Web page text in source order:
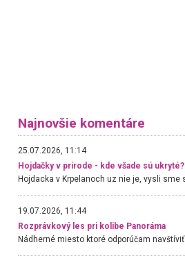
Najnovšie komentáre
25.07.2026, 11:14
Hojdačky v prírode - kde všade sú ukryté?
19.07.2026, 11:44
Rozprávkový les pri kolibe Panoráma